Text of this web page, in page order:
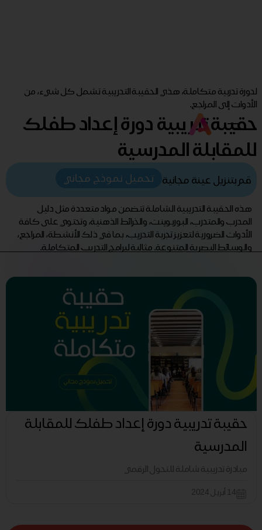
لدورة تدربية متكاملة، هذي الحقيبة التدريبية تشمل كل شيء، من
الأدوات إلى المراجع.
حقيبة تدريبية دورة إعداد طفلك
للمقابلة المدرسية
قم بتنزيل عينة مجانية تحميل نموذج مجاني
هذه الحقيبة التدريبية الشاملة تتضمن مواد متعددة مثل دليل
المدرب والمتدرب، البوربوينت، والخرائط الذهنية، وتحتوي على كافة
الأدوات الضرورية لتعزيز تجربة التدريب، بما في ذلك الأنشطة، المراجع،
والوسائط البصرية المتنوعة. مثالية لبرامج التدريب المتكاملة.
حقيبة تدريبية دورة إعداد طفلك للمقابلة
المدرسية
مبادرة تدريبية شاملة للتحول الرقمي
14 أبريل 2024